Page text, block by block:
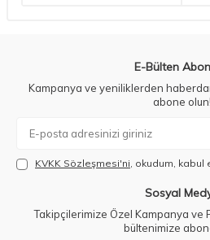
E-Bülten
Kampanya ve yeniliklerden
abone olun!
KVKK Sözleşmesi'ni, okudum, kabul
Sosyal
Takipçilerimize Özel Kampanya ve
bültenimize